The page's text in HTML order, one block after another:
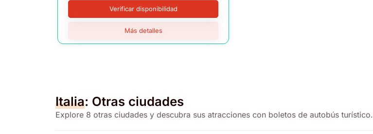
Verificar disponibilidad
Más detalles
Italia: Otras ciudades
Explore 8 otras ciudades y descubra sus atracciones con boletos de autobús turístico.